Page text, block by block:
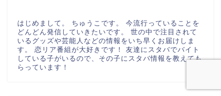
はじめまして。 ちゅうこです。 今流行っていることを
どんどん発信していきたいです。 世の中で注目されて
いるグッズや芸能人などの情報をいち早くお届けしま
す。 恋リア番組が大好きです！ 友達にスタバでバイト
している子がいるので、その子にスタバ情報を教えても
らっています！